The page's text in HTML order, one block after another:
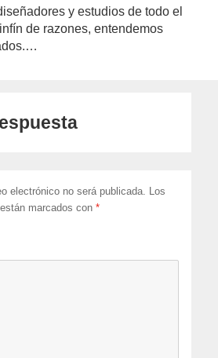
y estudios de todo el
de razones, entendemos
electrónico no será publicada.
Los
marcados con*